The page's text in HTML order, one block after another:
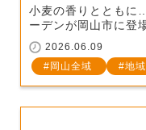
小麦の香りとともに
ーデンが岡山市に登
2026.06.09
岡山全域
地